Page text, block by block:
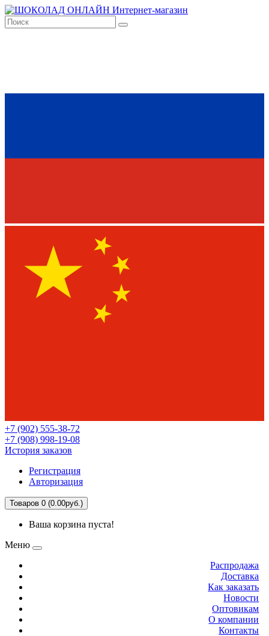
+7 (902) 555-38-72
+7 (908) 998-19-08
История заказов
Регистрация
Авторизация
Товаров 0 (0.00руб.)
Ваша корзина пуста!
Меню
Распродажа
Доставка
Как заказать
Новости
Оптовикам
О компании
Контакты